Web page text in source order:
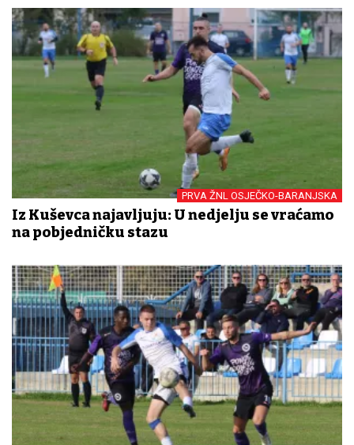
PRVA ŽNL OSJEČKO-BARANJSKA
Iz Kuševca najavljuju: U nedjelju se vraćamo
na pobjedničku stazu